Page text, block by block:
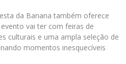
da Banana também oferece
vai ter com feiras de
culturais e uma ampla seleção de
momentos inesquecíveis